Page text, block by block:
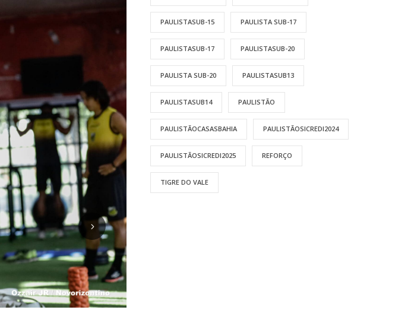
PAULISTASUB-15 PAULISTA SUB-17
PAULISTASUB-17 PAULISTASUB-20
PAULISTA SUB-20 PAULISTASUB13
PAULISTASUB14 PAULISTÃO
PAULISTÃOCASASBAHIA PAULISTÃOSICREDI2024
PAULISTÃOSICREDI2025 REFORÇO
TIGRE DO VALE